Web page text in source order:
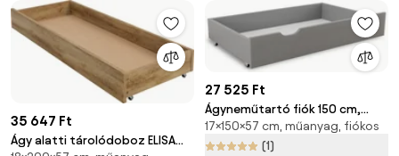
35 647 Ft
Ágy alatti tárolódoboz ELISA
27 525 Ft
Ágyneműtartó fiók 150 cm,
szürke
17×150×57 cm, műanyag, fiókos
(1)